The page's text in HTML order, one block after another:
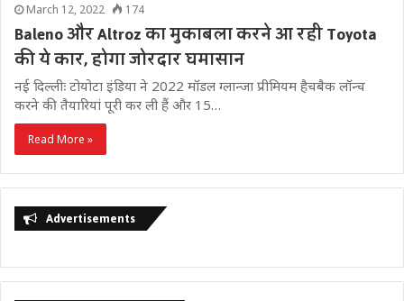
March 12, 2022 174
Baleno और Altroz का मुकाबला करने आ रही Toyota
की ये कार, होगा जोरदार घमासान
नई दिल्लीः टोयोटा इंडिया ने 2022 मॉडल ग्लान्जा प्रीमियम हैचबैक लॉन्च
करने की तैयारियां पूरी कर ली हैं और 15…
Read More »
Advertisements